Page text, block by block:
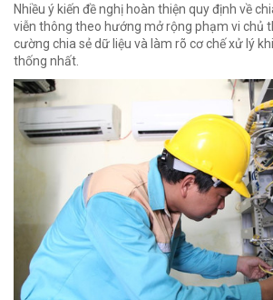
Nhiều ý kiến đề nghị hoàn thiện quy định về
viễn thông theo hướng mở rộng phạm vi chủ
cường chia sẻ dữ liệu và làm rõ cơ chế xử lý
thống nhất.